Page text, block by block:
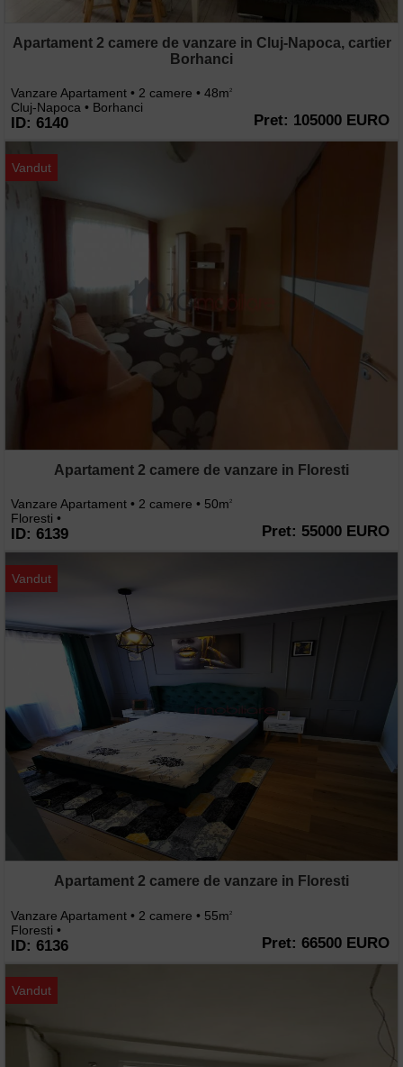
Apartament 2 camere de vanzare in Cluj-Napoca, cartier
Borhanci
Vanzare Apartament • 2 camere • 48m2
Cluj-Napoca • Borhanci
ID: 6140 Pret: 105000 EURO
Vandut
Apartament 2 camere de vanzare in Floresti
Vanzare Apartament • 2 camere • 50m2
Floresti •
ID: 6139 Pret: 55000 EURO
Vandut
Apartament 2 camere de vanzare in Floresti
Vanzare Apartament • 2 camere • 55m2
Floresti •
ID: 6136 Pret: 66500 EURO
Vandut